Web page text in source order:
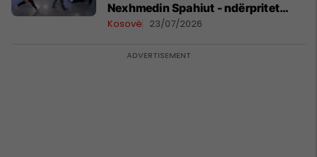
Nexhmedin Spahiut - ndërpritet
transmetimi
Kosovë 23/07/2026